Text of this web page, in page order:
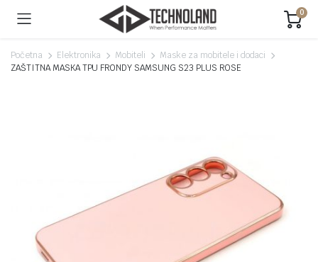
0
Početna Elektronika Mobiteli
Maske za mobitele i dodaci
ZAŠTITNA MASKA TPU FRONDY SAMSUNG S23 PLUS ROSE